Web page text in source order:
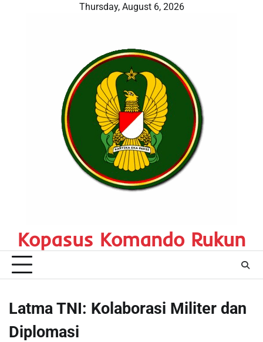
Thursday, August 6, 2026
Kopasus Komando Rukun
Latma TNI: Kolaborasi Militer dan
Diplomasi